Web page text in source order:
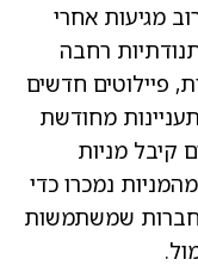
מגיעות אחרי
רחבה
פיילוטים חדשים
מחודשת
קיבל מניות
נמכרו כדי
שמשתמשות